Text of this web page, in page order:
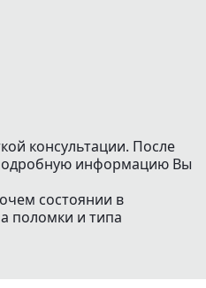
консультации. После
информацию Вы
состоянии в
поломки и типа